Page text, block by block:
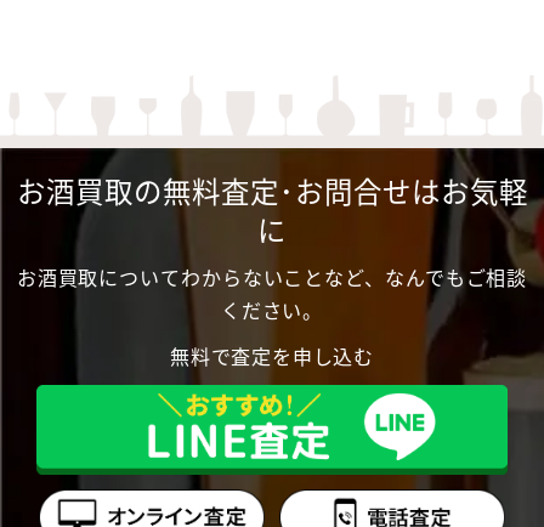
お酒買取の無料査定･お問合せはお気軽
に
お酒買取についてわからないことなど、なんでもご相談
ください。
無料で査定を申し込む